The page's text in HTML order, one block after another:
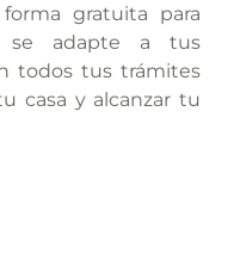
gratuita para
se adapte a tus
todos tus trámites
casa y alcanzar tu